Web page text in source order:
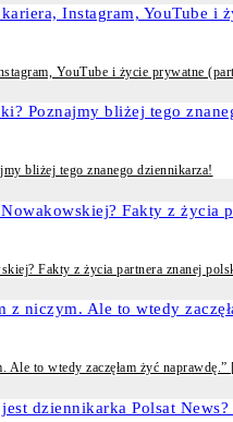
YouTube i życie prywatne
bliżej tego znanego dziennikarza!
Fakty z życia partnera znanej
Ale to wtedy zaczęłam żyć